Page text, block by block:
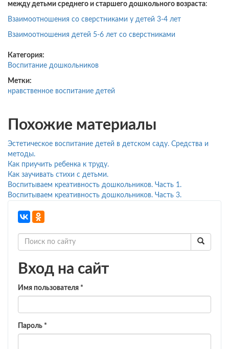
между детьми среднего и старшего дошкольного возраста:
Взаимоотношения со сверстниками у детей 3-4 лет
Взаимоотношения детей 5-6 лет со сверстниками
Категория:
Воспитание дошкольников
Метки:
нравственное воспитание детей
Похожие материалы
Эстетическое воспитание детей в детском саду. Средства и
методы.
Как приучить ребенка к труду.
Как заучивать стихи с детьми.
Воспитываем креативность дошкольников. Часть 1.
Воспитываем креативность дошкольников. Часть 3.
Вход на сайт
Имя пользователя *
Пароль *